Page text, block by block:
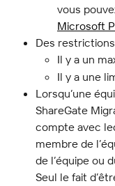
vous
Microsoft
Des
Il y a un
Il y a une
Lorsqu’une
ShareGate
compte avec
membre de
de l’équipe ou
Seul le fait